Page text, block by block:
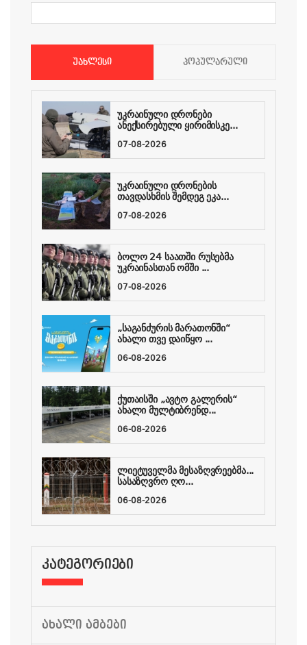
ᲣᲐᲮᲚᲔᲡᲘ ᲞᲝᲞᲣᲚᲐᲠᲣᲚᲘ
უკრაინული დრონები
ანექსირებული ყირიმისკე...
07-08-2026
უკრაინული დრონების
თავდასხმის შემდეგ ეკა...
07-08-2026
ბოლო 24 საათში რუსებმა
უკრაინასთან ომში ...
07-08-2026
„საგანძურის მარათონში“
ახალი თვე დაიწყო ...
06-08-2026
ქუთაისში „ავტო გალერის“
ახალი მულტიბრენდ...
06-08-2026
ლიეტუველმა მესაზღვრეებმა...
სასაზღვრო ღო...
06-08-2026
ᲙᲐᲢᲔᲒᲝᲠᲘᲔᲑᲘ
ᲐᲮᲐᲚᲘ ᲐᲛᲑᲔᲑᲘ